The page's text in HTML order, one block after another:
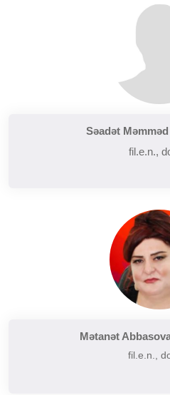
Səadət Məmməd
fil.e.n.,
Mətanət
fil.e.n.,